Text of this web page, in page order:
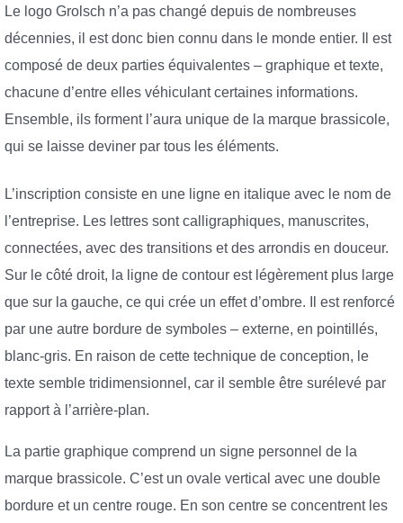
Le logo Grolsch n’a pas changé depuis de nombreuses
décennies, il est donc bien connu dans le monde entier. Il est
composé de deux parties équivalentes – graphique et texte,
chacune d’entre elles véhiculant certaines informations.
Ensemble, ils forment l’aura unique de la marque brassicole,
qui se laisse deviner par tous les éléments.
L’inscription consiste en une ligne en italique avec le nom de
l’entreprise. Les lettres sont calligraphiques, manuscrites,
connectées, avec des transitions et des arrondis en douceur.
Sur le côté droit, la ligne de contour est légèrement plus large
que sur la gauche, ce qui crée un effet d’ombre. Il est renforcé
par une autre bordure de symboles – externe, en pointillés,
blanc-gris. En raison de cette technique de conception, le
texte semble tridimensionnel, car il semble être surélevé par
rapport à l’arrière-plan.
La partie graphique comprend un signe personnel de la
marque brassicole. C’est un ovale vertical avec une double
bordure et un centre rouge. En son centre se concentrent les